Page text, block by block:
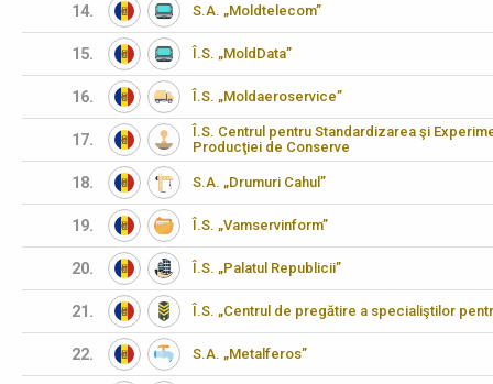
14. S.A. „Moldtelecom”
15. Î.S. „MoldData”
16. Î.S. „Moldaeroservice”
17.
Î.S. Centrul pentru Standardizarea şi
Producţiei de Conserve
18. S.A. „Drumuri Cahul”
19. Î.S. „Vamservinform”
20. Î.S. „Palatul Republicii”
21. Î.S. „Centrul de pregătire a specialiştilor
22. S.A. „Metalferos”